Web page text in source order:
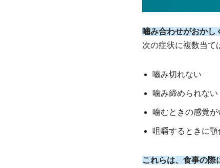
噛み合わせがおかし
次の症状に複数当て
嚙み切れない
噛み締められない
噛むときの感覚
咀嚼するときに
これらは、食事の際